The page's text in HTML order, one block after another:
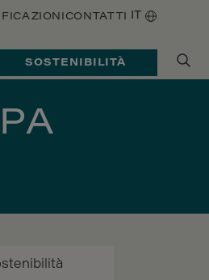
CONTATTI
SOSTENIBILITÀ